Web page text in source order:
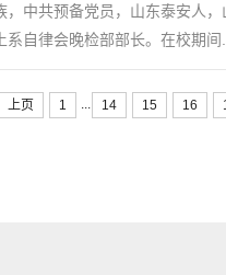
，中共预备党员，山东泰安人
自律会晚检部部长。在校期间...
上页 1 ... 14 15 16